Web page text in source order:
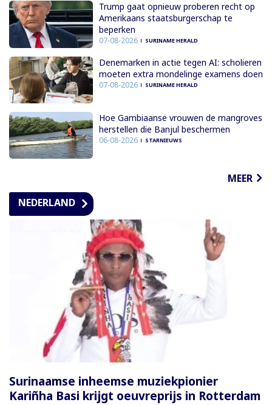
Trump gaat opnieuw proberen recht op
Amerikaans staatsburgerschap te
beperken
07-08-2026 SURINAME HERALD
Denemarken in actie tegen AI: scholieren
moeten extra mondelinge examens doen
07-08-2026 SURINAME HERALD
Hoe Gambiaanse vrouwen de mangroves
herstellen die Banjul beschermen
06-08-2026 STARNIEUWS
MEER
NEDERLAND
Surinaamse inheemse muziekpionier
Kariñha Basi krijgt oeuvreprijs in Rotterdam